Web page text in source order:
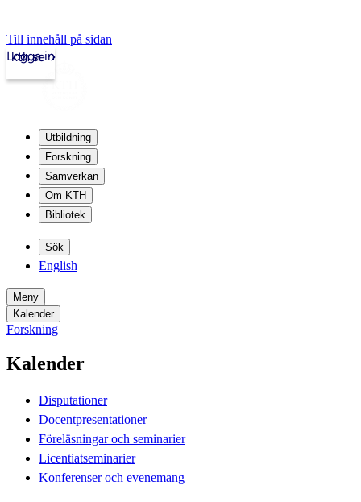
Till innehåll på sidan
kth.se
Logga in
Utbildning
Forskning
Samverkan
Om KTH
Bibliotek
Sök
English
Meny
Kalender
Forskning
Kalender
Disputationer
Docentpresentationer
Föreläsningar och seminarier
Licentiatseminarier
Konferenser och evenemang